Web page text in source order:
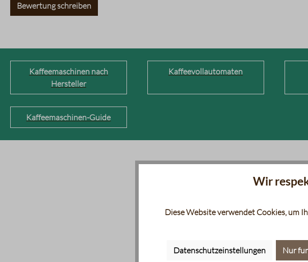
Bewertung schreiben
Kaffeemaschinen nach
Hersteller
Kaffeevollautomaten
Kaffeemaschinen-Guide
Wir
Diese Website verwendet Cookies, um
Datenschutzeinstellungen Nur